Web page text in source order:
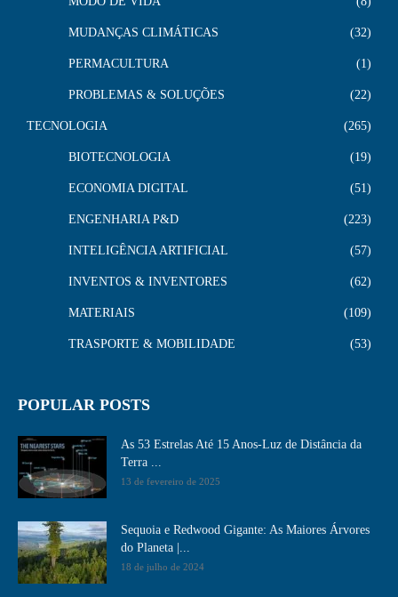
MUDANÇAS CLIMÁTICAS 32
PERMACULTURA 1
PROBLEMAS & SOLUÇÕES 22
TECNOLOGIA 265
BIOTECNOLOGIA 19
ECONOMIA DIGITAL 51
ENGENHARIA P&D 223
INTELIGÊNCIA ARTIFICIAL 57
INVENTOS & INVENTORES 62
MATERIAIS 109
TRASPORTE & MOBILIDADE 53
POPULAR POSTS
As 53 Estrelas Até 15 Anos-Luz de Distância da
Terra ...
13 de fevereiro de 2025
Sequoia e Redwood Gigante: As Maiores Árvores
do Planeta |...
18 de julho de 2024